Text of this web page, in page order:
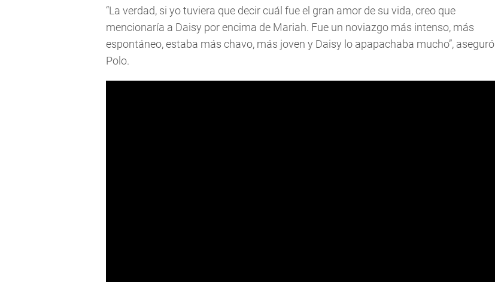
“La verdad, si yo tuviera que decir cuál fue el gran amor de su vida, creo que
mencionaría a Daisy por encima de Mariah. Fue un noviazgo más intenso, más
espontáneo, estaba más chavo, más joven y Daisy lo apapachaba mucho”, aseguró
Polo.